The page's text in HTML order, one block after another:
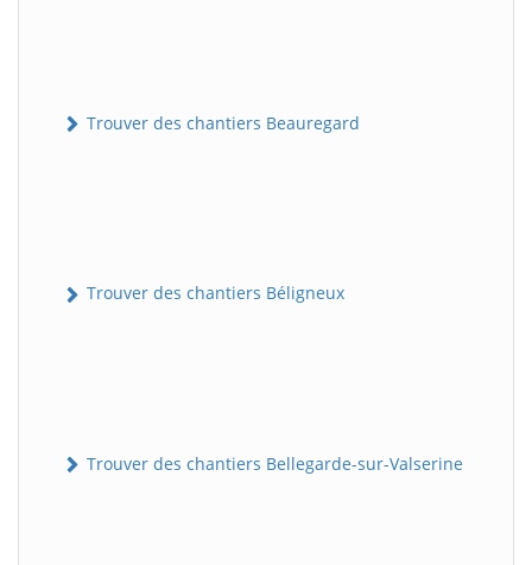
Trouver des chantiers Beauregard
Trouver des chantiers Béligneux
Trouver des chantiers Bellegarde-sur-Valserine